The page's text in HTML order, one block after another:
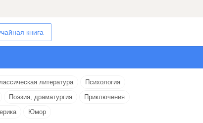
книга
литература
Психология
Поэзия, драматургия
Приключения
Юмор